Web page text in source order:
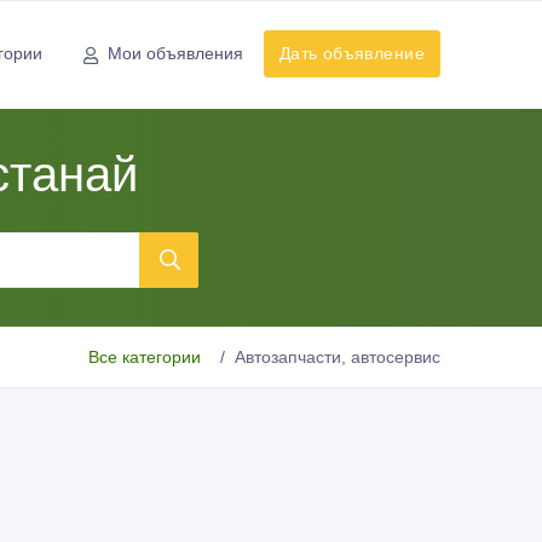
Мои объявления Дать объявление
Все категории Автозапчасти, автосервис